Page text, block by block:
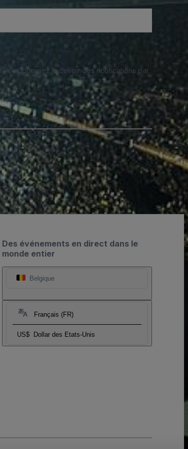
. Vous pourriez recevoir des notifications par
Des événements en direct dans le
monde entier
Belgique
Français (FR)
US$ Dollar des Etats-Unis